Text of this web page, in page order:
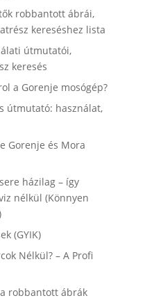
robbantott ábrái,
kereséshez lista
útmutatói,
keresés
a Gorenje mosógép?
útmutató: használat,
Gorenje és Mora
házilag – így
nélkül (Könnyen
(GYIK)
Nélkül? – A Profi
robbantott ábrák